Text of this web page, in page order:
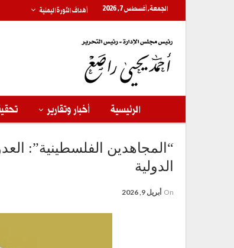
الجمعة, أغسطس 7, 2026 أهداف الثورة اليمنية
الرئيسية أخبار وتقارير
“المجاهدين الفلسطينية”:
الدولية
On أبريل 9, 2026